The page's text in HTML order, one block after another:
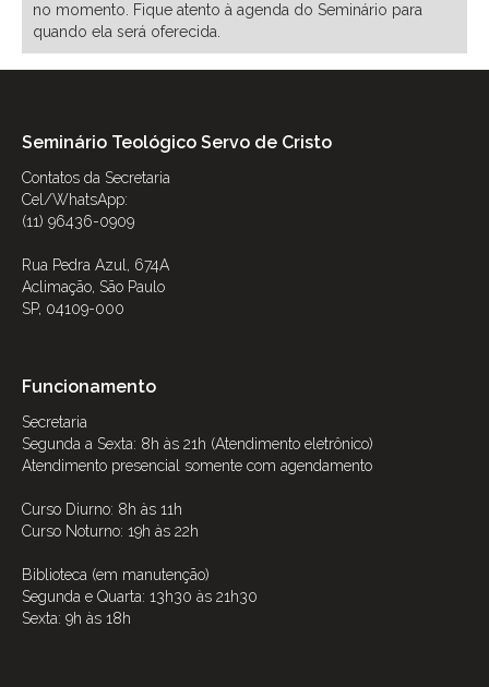
no momento. Fique atento à agenda do Seminário para
quando ela será oferecida.
Seminário Teológico Servo de Cristo
Contatos da Secretaria
Cel/WhatsApp:
(11) 96436-0909
Rua Pedra Azul, 674A
Aclimação, São Paulo
SP, 04109-000
Funcionamento
Secretaria
Segunda a Sexta: 8h às 21h (Atendimento eletrônico)
Atendimento presencial somente com agendamento
Curso Diurno: 8h às 11h
Curso Noturno: 19h às 22h
Biblioteca (em manutenção)
Segunda e Quarta: 13h30 às 21h30
Sexta: 9h às 18h